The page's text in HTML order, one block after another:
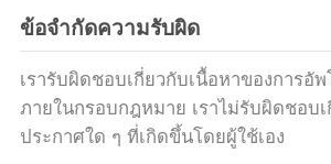
แสดง
VR
เกี่ยว
ข้อจำกัดความรับผิด
เรารับผิดชอบเกี่ยวกับเนื้อหาของการอัพ
ภายในกรอบกฎหมาย เราไม่รับผิดชอบ
ประกาศใด ๆ ที่เกิดขึ้นโดยผู้ใช้เอง